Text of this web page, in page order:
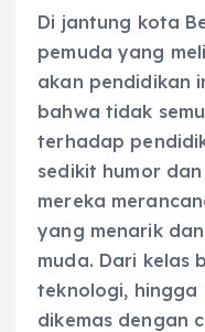
Di jantung kota
pemuda yang
akan pendidikan
bahwa tidak
terhadap
sedikit humor
mereka
yang menarik
muda. Dari kelas
teknologi, hingga
dikemas dengan